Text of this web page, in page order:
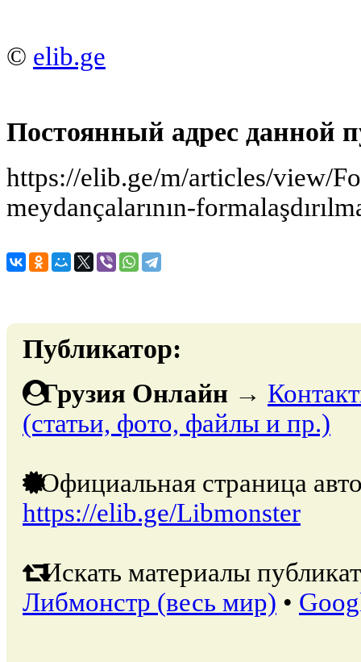
© elib.ge
Постоянный адрес данной
https://elib.ge/m/articles/view/
meydançalarının-
Публикатор:
Грузия Онлайн →
(статьи, фото, файлы и пр.)
Официальная страница
https://elib.ge/Libmonster
Искать материалы
Либмонстр (весь мир) •